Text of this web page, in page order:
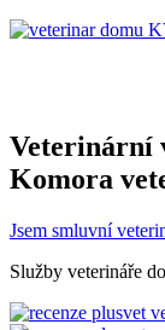
Veterinární
Komora
Jsem smluvní
Služby veterináře